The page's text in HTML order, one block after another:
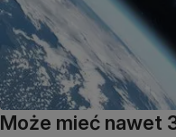
Może mieć nawet